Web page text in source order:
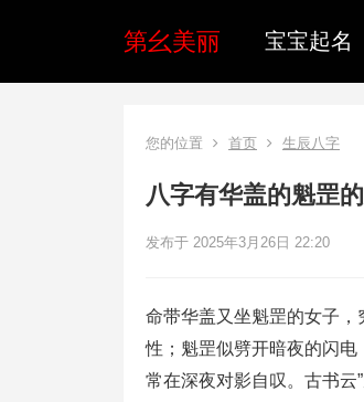
第幺美丽 宝宝起名
您的位置 首页 生辰八字
八字有华盖的魁罡
发布于 2025年3月26日 22:20
命带华盖又坐魁罡的女子
性；魁罡似劈开暗夜的闪
常在深夜对影自叹。古书云